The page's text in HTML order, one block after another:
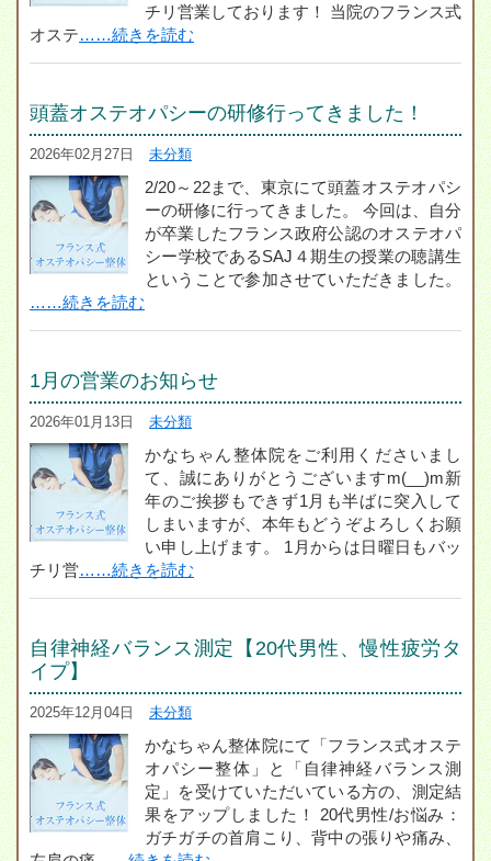
チリ営業しております！ 当院のフランス式
オステ……続きを読む
頭蓋オステオパシーの研修行ってきました！
2026年02月27日 未分類
2/20～22まで、東京にて頭蓋オステオパシ
ーの研修に行ってきました。 今回は、自分
が卒業したフランス政府公認のオステオパ
シー学校であるSAJ４期生の授業の聴講生
ということで参加させていただきました。
……続きを読む
1月の営業のお知らせ
2026年01月13日 未分類
かなちゃん整体院をご利用くださいまし
て、誠にありがとうございますm(__)m新
年のご挨拶もできず1月も半ばに突入して
しまいますが、本年もどうぞよろしくお願
い申し上げます。 1月からは日曜日もバッ
チリ営……続きを読む
自律神経バランス測定【20代男性、慢性疲労タ
イプ】
2025年12月04日 未分類
かなちゃん整体院にて「フランス式オステ
オパシー整体」と「自律神経バランス測
定」を受けていただいている方の、測定結
果をアップしました！ 20代男性/お悩み：
ガチガチの首肩こり、背中の張りや痛み、